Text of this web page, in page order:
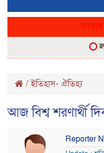
/ইতিহাস- ঐতিহ্য
আজ বিশ্ব শরণার্থী
Reporter